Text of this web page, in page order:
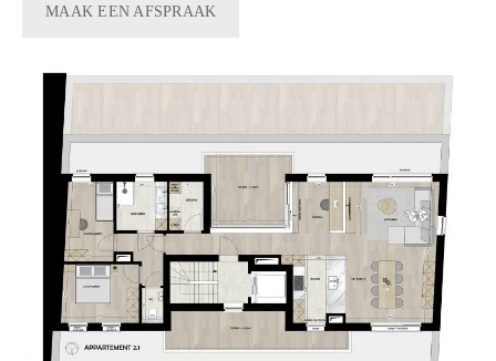
MAAK EEN AFSPRAAK